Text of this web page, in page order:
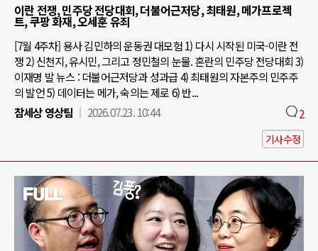
이란 전쟁, 민주당 전당대회, 더불어근저당, 최태원, 메가프로젝
트, 쿠팡 화재, 오세훈 유죄
[7월 4주차] 용사 김민하의 운동권 대모험 1) 다시 시작된 미국-이란 전
쟁 2) 신천지, 유시민, 그리고 정민철의 눈물. 혼란의 민주당 전당대회 3)
이재명 발 뉴스 : 더불어근저당과 성과급 4) 최태원의 자본주의 민주주
의 발언 5) 데이터는 메가, 숙의는 제로 6) 반...
참세상 영상팀
2026.07.23. 10:44 2
기사수정